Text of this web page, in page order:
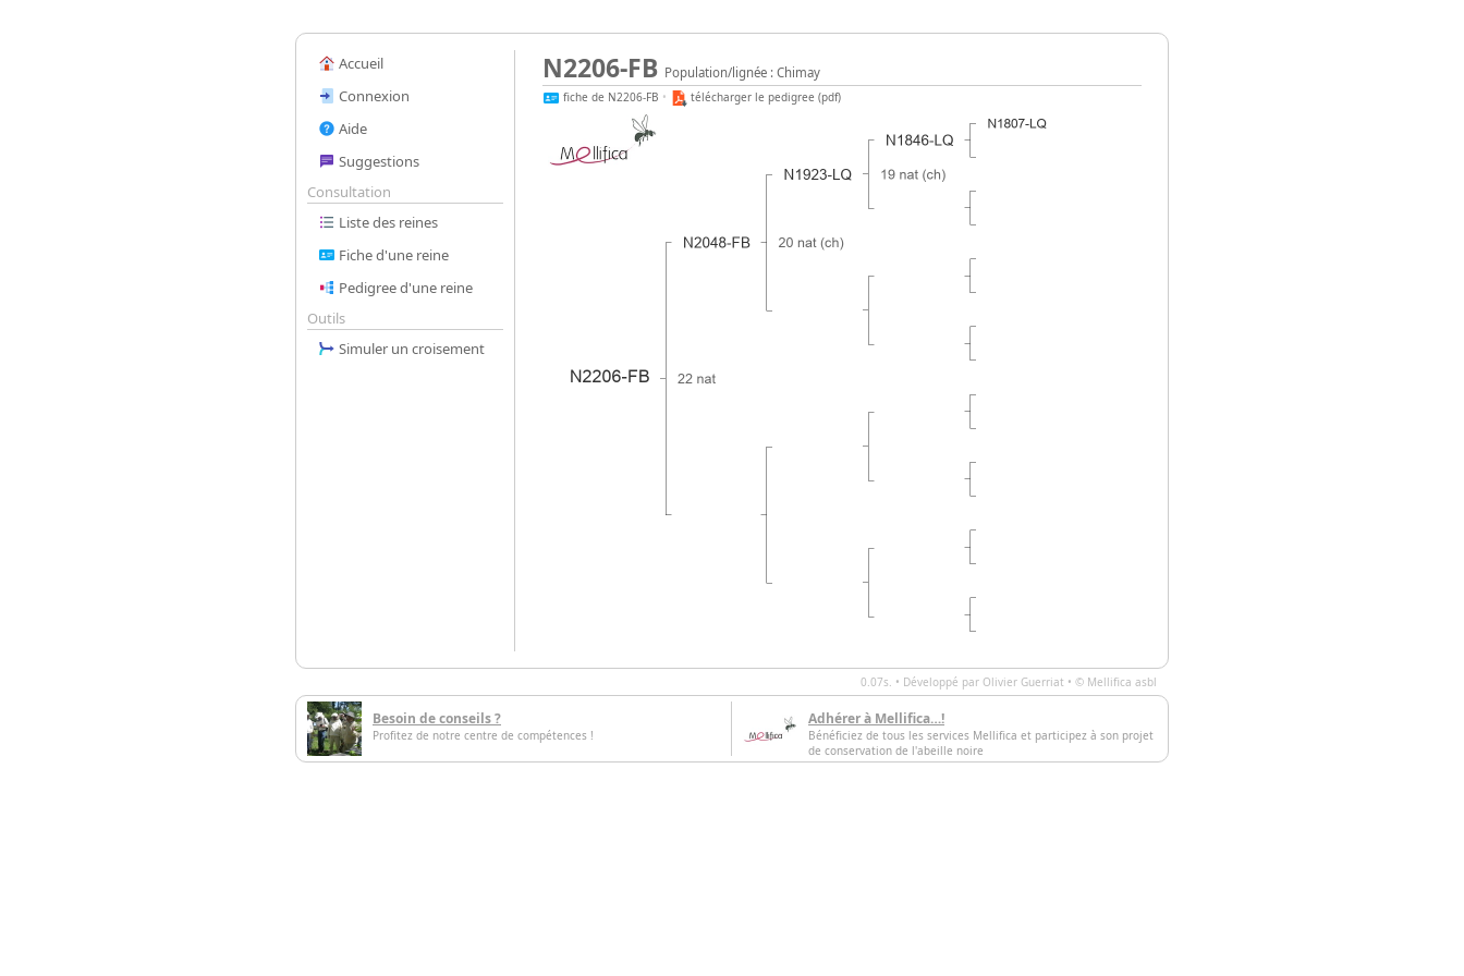
Accueil
Connexion
Aide
Suggestions
Consultation
Liste des reines
Fiche d'une reine
Pedigree d'une reine
Outils
Simuler un croisement
N2206-FB Population/lignée : Chimay
fiche de N2206-FB • télécharger le pedigree (pdf)
0.07s. • Développé par Olivier Guerriat • © Mellifica asbl
Besoin de conseils ?
Profitez de notre centre de compétences !
Adhérer à Mellifica…!
Bénéficiez de tous les services Mellifica et participez à son projet
de conservation de l'abeille noire